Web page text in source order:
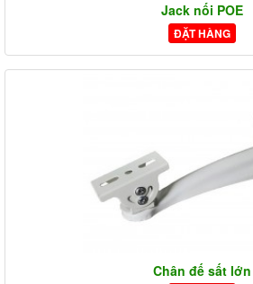
Jack nối POE
ĐẶT HÀNG
Chân đế sất lớn